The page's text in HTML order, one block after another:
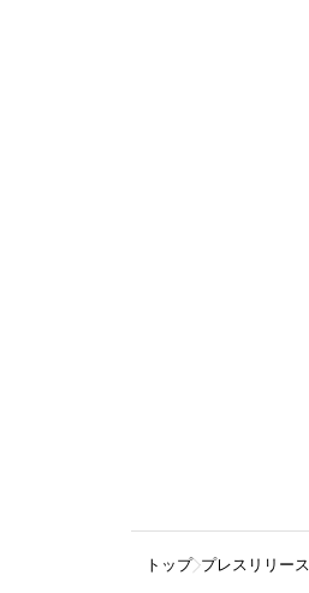
トップ プレスリリース